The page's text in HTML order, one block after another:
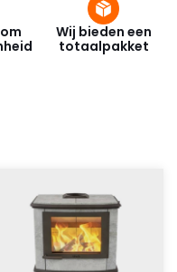
Wij bieden een
totaalpakket